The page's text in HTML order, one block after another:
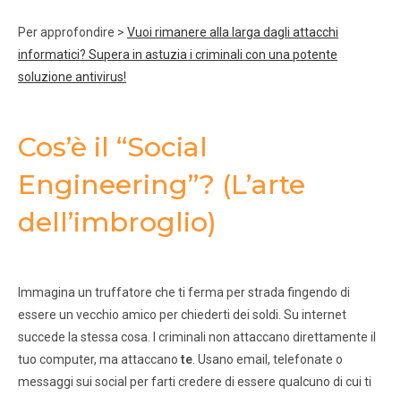
Per approfondire > Vuoi rimanere alla larga dagli attacchi
informatici? Supera in astuzia i criminali con una potente
soluzione antivirus!
Cos’è il “Social
Engineering”? (L’arte
dell’imbroglio)
Immagina un truffatore che ti ferma per strada fingendo di
essere un vecchio amico per chiederti dei soldi. Su internet
succede la stessa cosa. I criminali non attaccano direttamente il
tuo computer, ma attaccano te . Usano email, telefonate o
messaggi sui social per farti credere di essere qualcuno di cui ti